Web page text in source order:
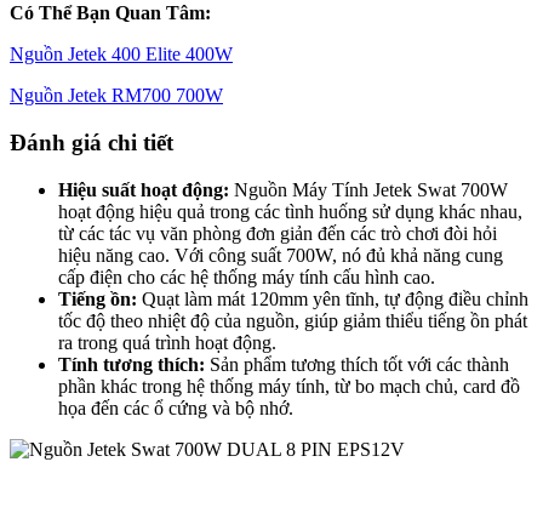
Có Thể Bạn Quan Tâm:
Nguồn Jetek 400 Elite 400W
Nguồn Jetek RM700 700W
Đánh giá chi tiết
Hiệu suất hoạt động: Nguồn Máy Tính Jetek Swat 700W
hoạt động hiệu quả trong các tình huống sử dụng khác nhau,
từ các tác vụ văn phòng đơn giản đến các trò chơi đòi hỏi
hiệu năng cao. Với công suất 700W, nó đủ khả năng cung
cấp điện cho các hệ thống máy tính cấu hình cao.
Tiếng ồn: Quạt làm mát 120mm yên tĩnh, tự động điều chỉnh
tốc độ theo nhiệt độ của nguồn, giúp giảm thiểu tiếng ồn phát
ra trong quá trình hoạt động.
Tính tương thích: Sản phẩm tương thích tốt với các thành
phần khác trong hệ thống máy tính, từ bo mạch chủ, card đồ
họa đến các ổ cứng và bộ nhớ.